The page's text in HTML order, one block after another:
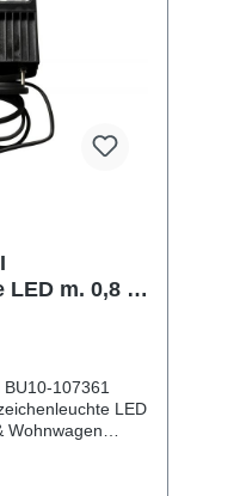
LED m. 0,8 m
BU10-107361
LED
Wohnwagen